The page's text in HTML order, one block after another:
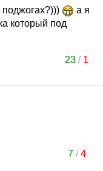
поджогах?)))
а я
который под
23 / 1
7/4